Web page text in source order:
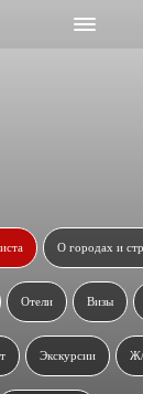
О городах и
Отели Визы
Экскурсии Ж/